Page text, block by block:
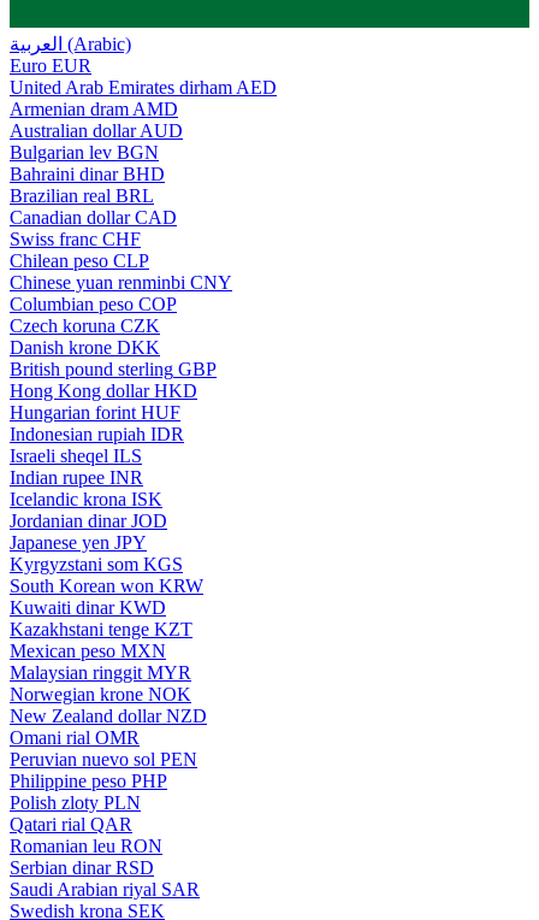
العربية (Arabic)
Euro EUR
United Arab Emirates dirham AED
Armenian dram AMD
Australian dollar AUD
Bulgarian lev BGN
Bahraini dinar BHD
Brazilian real BRL
Canadian dollar CAD
Swiss franc CHF
Chilean peso CLP
Chinese yuan renminbi CNY
Columbian peso COP
Czech koruna CZK
Danish krone DKK
British pound sterling GBP
Hong Kong dollar HKD
Hungarian forint HUF
Indonesian rupiah IDR
Israeli sheqel ILS
Indian rupee INR
Icelandic krona ISK
Jordanian dinar JOD
Japanese yen JPY
Kyrgyzstani som KGS
South Korean won KRW
Kuwaiti dinar KWD
Kazakhstani tenge KZT
Mexican peso MXN
Malaysian ringgit MYR
Norwegian krone NOK
New Zealand dollar NZD
Omani rial OMR
Peruvian nuevo sol PEN
Philippine peso PHP
Polish zloty PLN
Qatari rial QAR
Romanian leu RON
Serbian dinar RSD
Saudi Arabian riyal SAR
Swedish krona SEK